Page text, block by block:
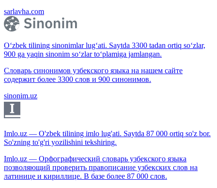
sarlavha.com
O‘zbek tilining sinonimlar lug‘ati. Saytda 3300 tadan ortiq so‘zlar,
900 ga yaqin sinonim so‘zlar to‘plamiga jamlangan.
Словарь синонимов узбекского языка на нашем сайте
содержит более 3300 слов и 900 синонимов.
sinonim.uz
Imlo.uz — O'zbek tilining imlo lug'ati. Saytda 87 000 ortiq so'z bor.
So'zning to'g'ri yozilishini tekshiring.
Imlo.uz — Орфографический словарь узбекского языка
позволяющий проверить правописание узбекских слов на
латинице и кириллице. В базе более 87 000 слов.